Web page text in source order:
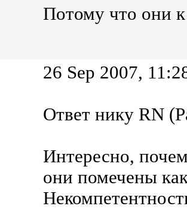
Потому что они
26 Sep 2007,
Ответ нику RN
Интересно,
они помечены